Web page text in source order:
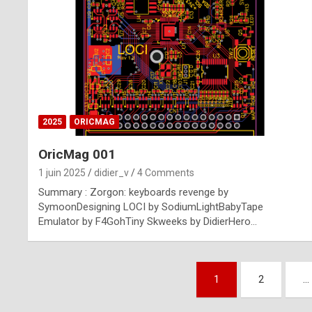
2025 ORICMAG
OricMag 001
1 juin 2025 didier_v 4 Comments
Summary : Zorgon: keyboards revenge by
SymoonDesigning LOCI by SodiumLightBabyTape
Emulator by F4GohTiny Skweeks by DidierHero…
1 2 …